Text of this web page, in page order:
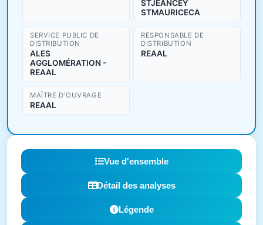
STJEANCEY
STMAURICECA
SERVICE PUBLIC DE
DISTRIBUTION
ALES
AGGLOMÉRATION -
REAAL
RESPONSABLE DE
DISTRIBUTION
REAAL
MAÎTRE D'OUVRAGE
REAAL
Vue d'ensemble
Détail des analyses
Légende